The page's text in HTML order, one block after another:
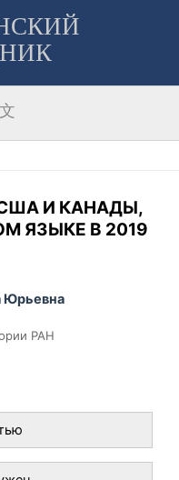
И КАНАДЫ,
ЯЗЫКЕ В 2019
Юрьевна
РАН